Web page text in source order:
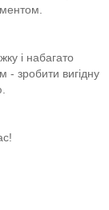
і набагато
- зробити вигідну